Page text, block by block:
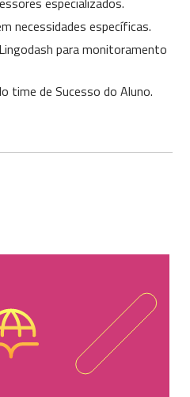
necessidades específicas.
para monitoramento
time de Sucesso do Aluno.